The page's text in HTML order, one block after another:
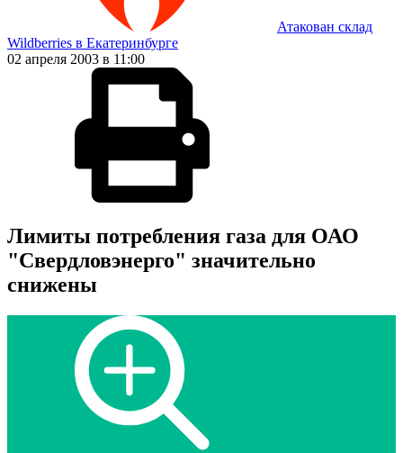
Атакован склад
Wildberries в Екатеринбурге
02 апреля 2003 в 11:00
Лимиты потребления газа для ОАО
"Свердловэнерго" значительно
снижены